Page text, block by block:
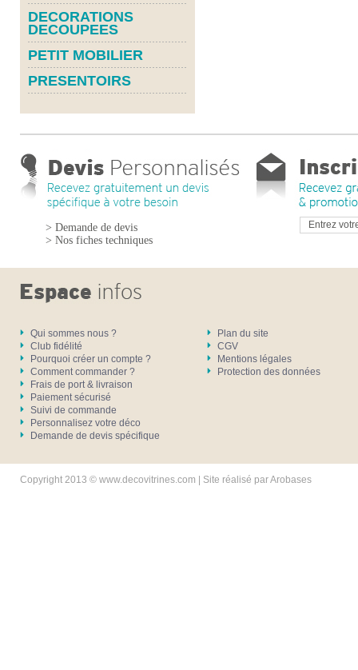
DECORATIONS
DECOUPEES
PETIT MOBILIER
PRESENTOIRS
> Demande de devis
> Nos fiches techniques
Qui sommes nous ?
Club fidélité
Pourquoi créer un compte ?
Comment commander ?
Frais de port & livraison
Paiement sécurisé
Suivi de commande
Personnalisez votre déco
Demande de devis spécifique
Plan du site
CGV
Mentions légales
Protection des données
Copyright 2013 © www.decovitrines.com | Site réalisé parArobases